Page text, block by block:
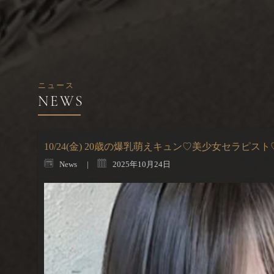
ニュース
10/24(金) 20歳の爆乳萌えキュン♡美少女セラピス
News 2025年10月24日